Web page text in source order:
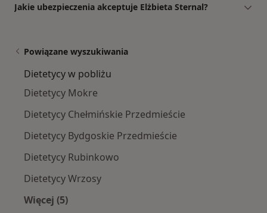
Jakie ubezpieczenia akceptuje Elżbieta Sternal?
Powiązane wyszukiwania
Dietetycy w pobliżu
Dietetycy Mokre
Dietetycy Chełmińskie Przedmieście
Dietetycy Bydgoskie Przedmieście
Dietetycy Rubinkowo
Dietetycy Wrzosy
Więcej (5)